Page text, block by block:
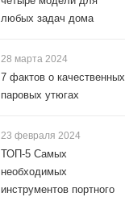
любых задач дома
28 марта 2024
7 фактов о качественных
паровых утюгах
23 февраля 2024
ТОП-5 Самых
необходимых
инструментов портного